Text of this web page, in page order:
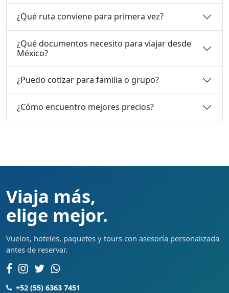
¿Qué ruta conviene para primera vez?
¿Qué documentos necesito para viajar desde
México?
¿Puedo cotizar para familia o grupo?
¿Cómo encuentro mejores precios?
Viaja más,
elige mejor.
Vuelos, hoteles, paquetes y tours con asesoría personalizada
antes de reservar.
+52 (55) 6363 7451